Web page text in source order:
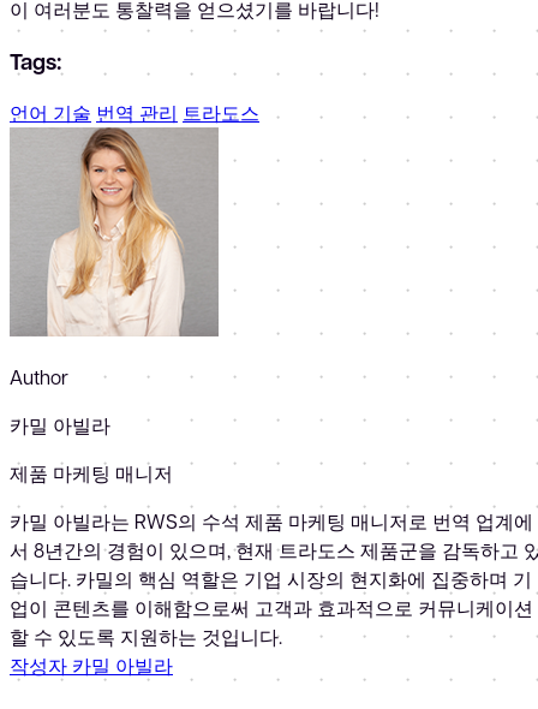
이 여러분도 통찰력을 얻으셨기를 바랍니다!
Tags:
언어 기술 번역 관리 트라도스
Author
카밀 아빌라
제품 마케팅 매니저
카밀 아빌라는 RWS의 수석 제품 마케팅 매니저로 번역 업계에
서 8년간의 경험이 있으며, 현재 트라도스 제품군을 감독하고
습니다. 카밀의 핵심 역할은 기업 시장의 현지화에 집중하며 기
업이 콘텐츠를 이해함으로써 고객과 효과적으로 커뮤니케이션
할 수 있도록 지원하는 것입니다.
작성자 카밀 아빌라